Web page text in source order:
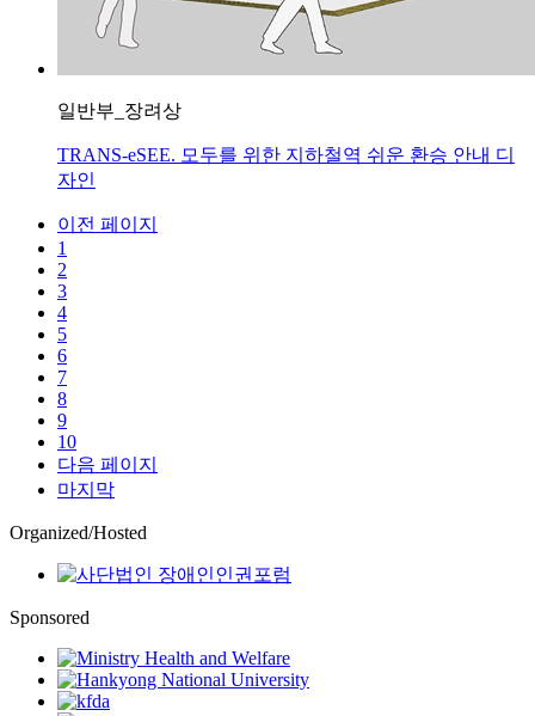
일반부_장려상
TRANS-eSEE. 모두를 위한 지하철역 쉬운 환승 안내 디
자인
이전 페이지
1
2
3
4
5
6
7
8
9
10
다음 페이지
마지막
Organized/Hosted
Sponsored